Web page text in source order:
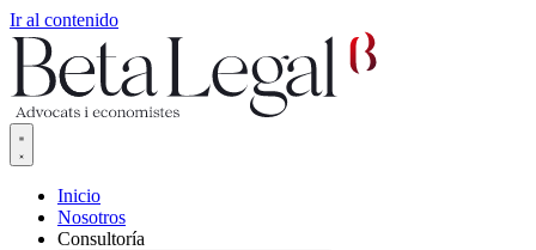
Ir al contenido
Inicio
Nosotros
Consultoría